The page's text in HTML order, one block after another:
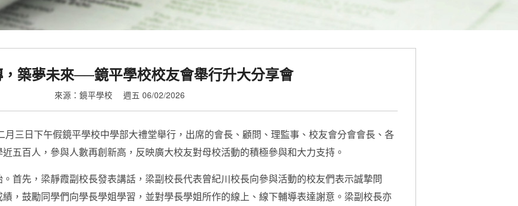
築夢未來──鏡平學校校友會舉行升大分享會
來源：鏡平學校 週五 06/02/2026
三日下午假鏡平學校中學部大禮堂舉行，出席的會長、顧問、理監事、校友會分會會長、各
五百人，參與人數再創新高，反映廣大校友對母校活動的積極參與和大力支持。
首先，梁靜霞副校長發表講話，梁副校長代表曾紀川校長向參與活動的校友們表示誠摯問
，鼓勵同學們向學長學姐學習，並對學長學姐所作的線上、線下輔導表達謝意。梁副校長亦